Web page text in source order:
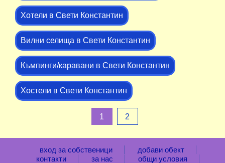
Хотели в Свети Константин
Вилни селища в Свети Константин
Къмпинги/каравани в Свети Константин
Хостели в Свети Константин
1 2
вход за собственици
добави обект
контакти
за нас общи условия